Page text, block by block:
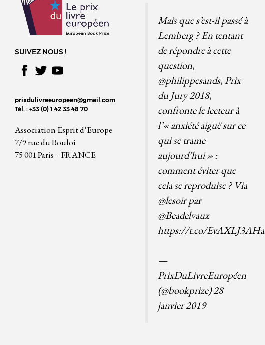
SUIVEZ NOUS !
prixdulivreeuropeen@gmail.com
Tél. : +33 (0) 1 42 33 48 70
Association Esprit d’Europe
7/9 rue du Bouloi
75 001 Paris – FRANCE
Mais que s’est-il passé à
Lemberg ? En tentant
de répondre à cette
question,
@philippesands, Prix
du Jury 2018,
confronte le lecteur à
l’« anxiété aiguë sur ce
qui se trame
aujourd’hui » :
comment éviter que
cela se reproduise ? Via
@lesoirpar
@Beadelvaux
https://t.co/EvAXLJ3AHa
—
PrixDuLivreEuropéen
(@bookprize)28
janvier 2019